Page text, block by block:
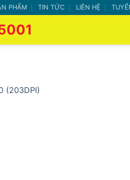
PHẨM TIN TỨC LIÊN HỆ
(203DPI)